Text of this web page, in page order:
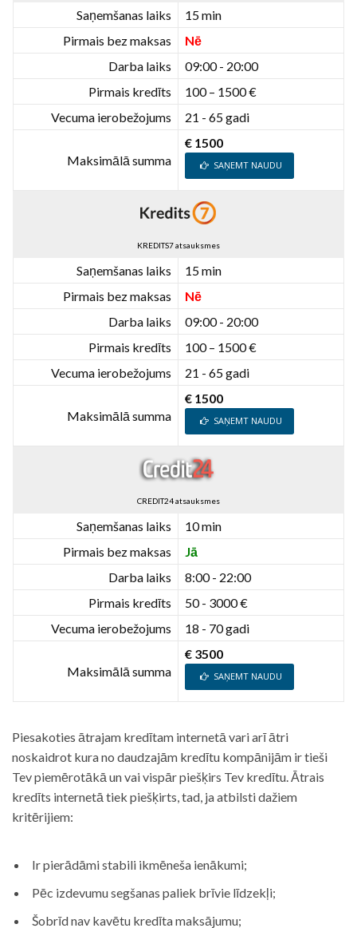
Saņemšanas laiks
15 min
Pirmais bez maksas
Nē
Darba laiks
09:00 - 20:00
Pirmais kredīts
100 – 1500 €
Vecuma ierobežojums
21 - 65 gadi
Maksimālā summa
€ 1500
SAŅEMT NAUDU
KREDITS7 atsauksmes
Saņemšanas laiks
15 min
Pirmais bez maksas
Nē
Darba laiks
09:00 - 20:00
Pirmais kredīts
100 – 1500 €
Vecuma ierobežojums
21 - 65 gadi
Maksimālā summa
€ 1500
SAŅEMT NAUDU
CREDIT24 atsauksmes
Saņemšanas laiks
10 min
Pirmais bez maksas
Jā
Darba laiks
8:00 - 22:00
Pirmais kredīts
50 - 3000 €
Vecuma ierobežojums
18 - 70 gadi
Maksimālā summa
€ 3500
SAŅEMT NAUDU
Piesakoties ātrajam kredītam internetā vari arī ātri
noskaidrot kura no daudzajām kredītu kompānijām ir tieši
Tev piemērotākā un vai vispār piešķirs Tev kredītu. Ātrais
kredīts internetā tiek piešķirts, tad, ja atbilsti dažiem
kritērijiem:
Ir pierādāmi stabili ikmēneša ienākumi;
Pēc izdevumu segšanas paliek brīvie līdzekļi;
Šobrīd nav kavētu kredīta maksājumu;